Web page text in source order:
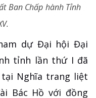
Ban Chấp hành Tỉnh
dự Đại hội Đại
tỉnh lần thứ I đã
tại Nghĩa trang liệt
Bác Hồ với đồng